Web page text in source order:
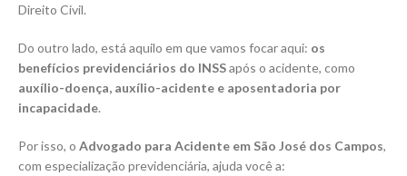
Direito Civil.
Do outro lado, está aquilo em que vamos focar aqui: os
benefícios previdenciários do INSSapós o acidente, como
auxílio-doença, auxílio-acidente e aposentadoria por
incapacidade.
Por isso, o Advogado para Acidente em São José dos Campos,
com especialização previdenciária, ajuda você a: